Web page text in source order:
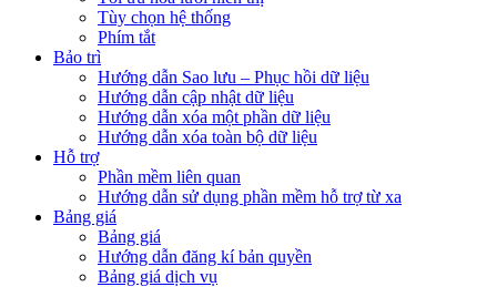
Tùy chọn hệ thống
Phím tắt
Bảo trì
Hướng dẫn Sao lưu – Phục hồi dữ liệu
Hướng dẫn cập nhật dữ liệu
Hướng dẫn xóa một phần dữ liệu
Hướng dẫn xóa toàn bộ dữ liệu
Hỗ trợ
Phần mềm liên quan
Hướng dẫn sử dụng phần mềm hỗ trợ từ xa
Bảng giá
Bảng giá
Hướng dẫn đăng kí bản quyền
Bảng giá dịch vụ